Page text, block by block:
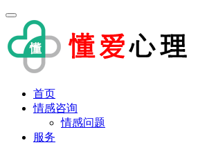
首页
情感咨询
情感问题
服务